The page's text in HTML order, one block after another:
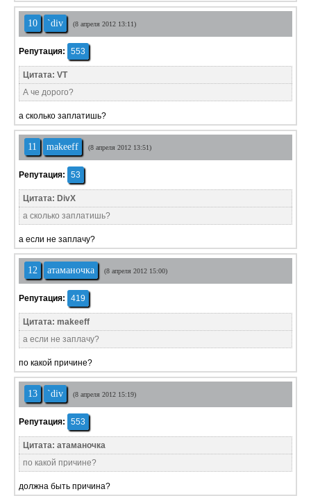
10 `div (8 апреля 2012 13:11)
Репутация: 553
Цитата: VT
А че дорого?
а сколько заплатишь?
11 makeeff (8 апреля 2012 13:51)
Репутация: 53
Цитата: DivX
а сколько заплатишь?
а если не заплачу?
12 атаманочка (8 апреля 2012 15:00)
Репутация: 419
Цитата: makeeff
а если не заплачу?
по какой причине?
13 `div (8 апреля 2012 15:19)
Репутация: 553
Цитата: атаманочка
по какой причине?
должна быть причина?